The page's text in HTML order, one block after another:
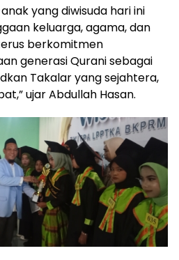
yang diwisuda hari ini
keluarga, agama, dan
berkomitmen
generasi Qurani sebagai
Takalar yang sejahtera,
ujar Abdullah Hasan.